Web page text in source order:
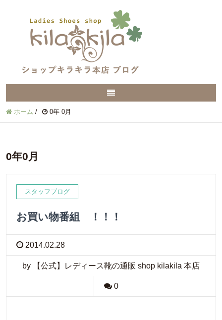
ホーム / 0年 0月
0年0月
スタッフブログ
お買い物番組 ！！！
2014.02.28
by 【公式】レディース靴の通販 shop kilakila 本店
0